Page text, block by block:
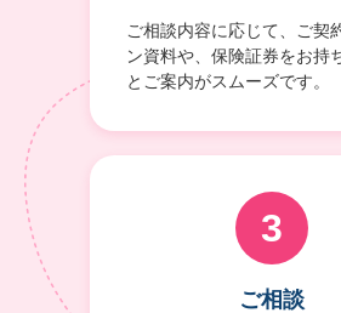
ご相談内容に応じて、ご契
ン資料や、保険証券をお持
とご案内がスムーズです。
3
ご相談